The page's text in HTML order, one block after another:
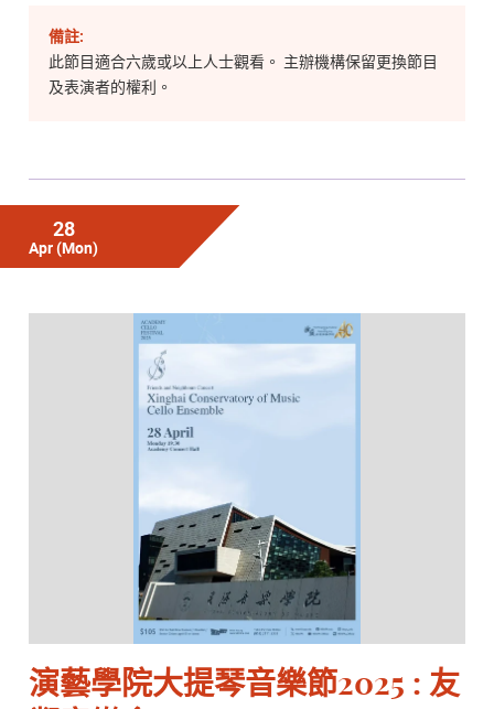
備註:
此節目適合六歲或以上人士觀看。 主辦機構保留更換節目
及表演者的權利。
28
Apr(Mon)
演藝學院大提琴音樂節2025 : 友